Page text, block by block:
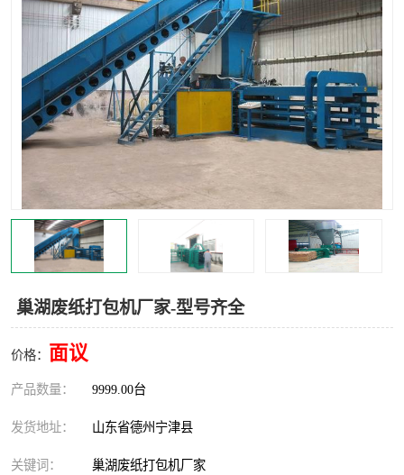
巢湖废纸打包机厂家-型号齐全
价格： 面议
产品数量： 9999.00台
发货地址： 山东省德州宁津县
关键词： 巢湖废纸打包机厂家
装载机电子秤 输送机
半自动输送机 全自动输送机
冷却塔 食品螺旋塔
塑料撕碎机 金属撕碎机